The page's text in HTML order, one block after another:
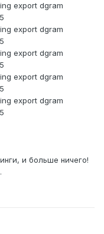
export dgram
export dgram
export dgram
export dgram
export dgram
и больше ничего!